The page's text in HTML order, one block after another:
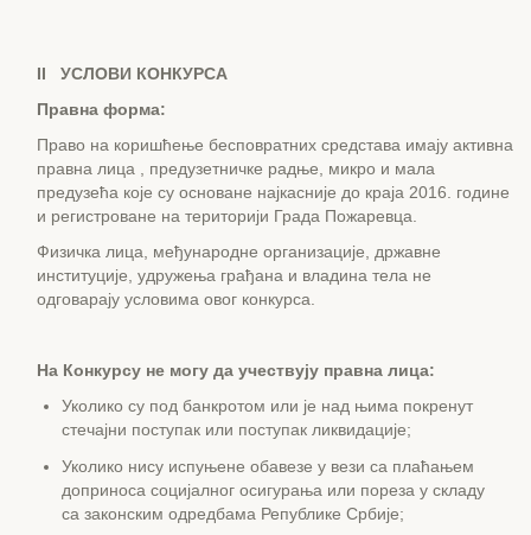
II УСЛОВИ КОНКУРСА
Правна форма:
Право на коришћење бесповратних средстава имају активна
правна лица , предузетничке радње, микро и мала
предузећа које су основане најкасније до краја 2016. године
и регистроване на територији Града Пожаревца.
Физичка лица, међународне организације, државне
институције, удружења грађана и владина тела не
одговарају условима овог конкурса.
На Конкурсу не могу да учествују правна лица:
Уколико су под банкротом или је над њима покренут
стечајни поступак или поступак ликвидације;
Уколико нису испуњене обавезе у вези са плаћањем
доприноса социјалног осигурања или пореза у складу
са законским одредбама Републике Србије;